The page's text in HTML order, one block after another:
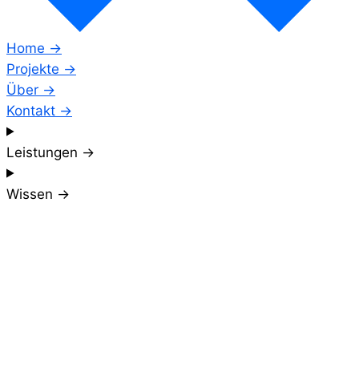
Home →
Projekte →
Über →
Kontakt →
Leistungen →
Wissen →